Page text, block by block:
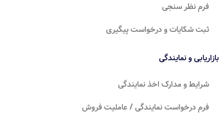
فرم نظر سنجی
ثبت شکایات و درخواست پیگیری
بازاریابی و نمایندگی
شرایط و مدارک اخذ نمایندگی
فرم درخواست نمایندگی / عاملیت فروش